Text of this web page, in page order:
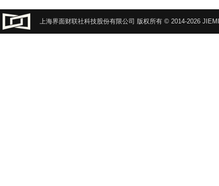
上海界面财联社科技股份有限公司 版权所有 © 2014-2026